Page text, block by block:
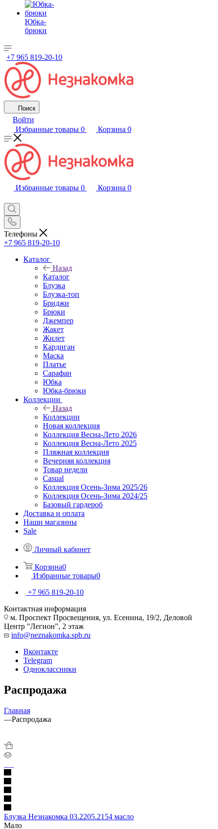
Юбка-
брюки
+7 965 819-20-10
Поиск
Войти
Избранные товары 0 Корзина 0
Избранные товары 0 Корзина 0
Телефоны
+7 965 819-20-10
Каталог
Назад
Каталог
Блузка
Блузка-топ
Бриджи
Брюки
Джемпер
Жакет
Жилет
Кардиган
Маска
Платье
Сарафан
Юбка
Юбка-брюки
Коллекции
Назад
Коллекции
Новая коллекция
Коллекция Весна-Лето 2026
Коллекция Весна-Лето 2025
Пляжная коллекция
Вечерняя коллекция
Товар недели
Casual
Коллекция Осень-Зима 2025/26
Коллекция Осень-Зима 2024/25
Базовый гардероб
Доставка и оплата
Наши магазины
Sale
Личный кабинет
Корзина0
Избранные товары0
+7 965 819-20-10
Контактная информация
м. Проспект Просвещения, ул. Есенина, 19/2, Деловой
Центр "Легион", 2 этаж
info@neznakomka.spb.ru
Вконтакте
Telegram
Одноклассники
Распродажа
Главная
—Распродажа
Блузка Незнакомка 03.2205.2154 масло
Мало